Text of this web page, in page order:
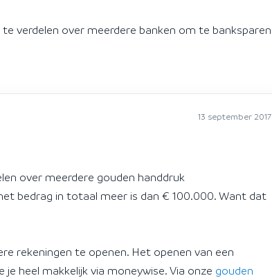
verdelen over meerdere banken om te banksparen
13 september 2017
over meerdere gouden handdruk
bedrag in totaal meer is dan € 100.000. Want dat
rekeningen te openen. Het openen van een
heel makkelijk via moneywise. Via onze gouden